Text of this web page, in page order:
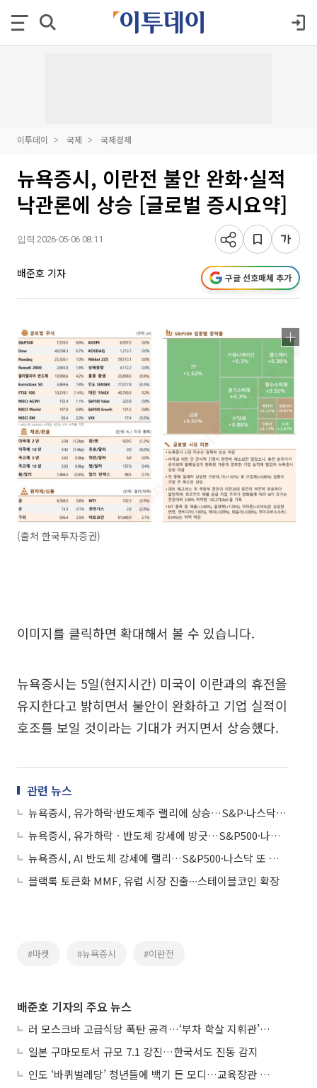
이투데이 국제 국제경제
뉴욕증시, 이란전 불안 완화·실적
낙관론에 상승 [글로벌 증시요약]
입력 2026-05-06 08:11
배준호 기자 구글 선호매체 추가
(출처 한국투자증권)
이미지를 클릭하면 확대해서 볼 수 있습니다.
뉴욕증시는 5일(현지시간) 미국이 이란과의 휴전을
유지한다고 밝히면서 불안이 완화하고 기업 실적이
호조를 보일 것이라는 기대가 커지면서 상승했다.
관련 뉴스
뉴욕증시, 유가하락·반도체주 랠리에 상승…S&P·나스닥, 또 사상 최고치
뉴욕증시, 유가하락ㆍ반도체 강세에 방긋…S&P500·나스닥 또 최고치
뉴욕증시, AI 반도체 강세에 랠리…S&P500·나스닥 또 최고치
블랙록 토큰화 MMF, 유럽 시장 진출∙∙∙스테이블코인 확장
#마켓 #뉴욕증시 #이란전
배준호 기자의 주요 뉴스
러 모스크바 고급식당 폭탄 공격…‘부차 학살 지휘관’ 노렸나
일본 구마모토서 규모 7.1 강진…한국서도 진동 감지
인도 ‘바퀴벌레당’ 청년들에 백기 든 모디…교육장관 사퇴